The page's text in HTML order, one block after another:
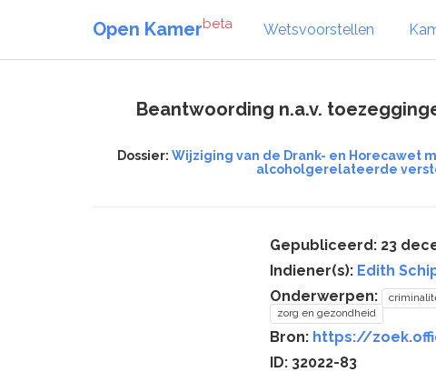
Open Kamerbeta Wetsvoorstellen
Beantwoording n.a.v.
Dossier: Wijziging van de Drank- en Horecawet
alcoholgerelateerde
Gepubliceerd: 23
Indiener(s): Edith
Onderwerpen:
zorg en gezondheid
Bron: https://
ID: 32022-83